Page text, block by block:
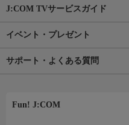
J:COM TVサービスガイド
イベント・プレゼント
サポート・よくある質問
Fun! J:COM